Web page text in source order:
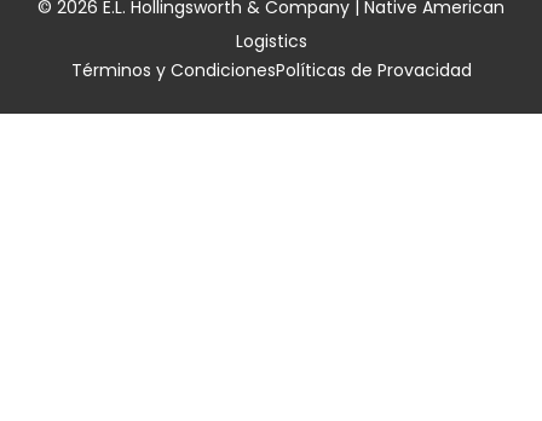
© 2026 E.L. Hollingsworth & Company | Native American
Logistics
Términos y CondicionesPolíticas de Provacidad